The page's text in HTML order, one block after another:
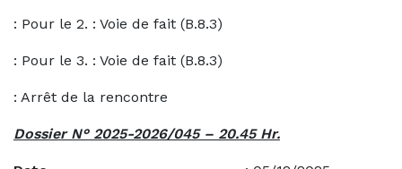
: Pour le 2. : Voie de fait (B.8.3)
: Pour le 3. : Voie de fait (B.8.3)
: Arrêt de la rencontre
Dossier N° 2025-2026/045 – 20.45 Hr.